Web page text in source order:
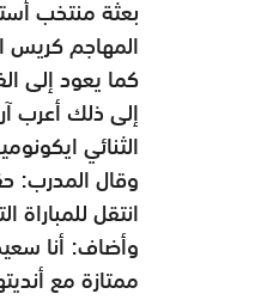
بعثة منتخب
المهاجم كريس
كما يعود إلى
إلى ذلك أعرب
الثنائي
وقال المدرب:
انتقل للمباراة
وأضاف: أنا
ممتازة مع